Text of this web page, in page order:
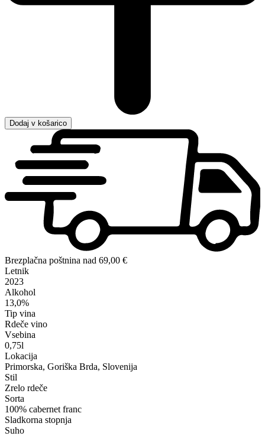
Dodaj v košarico
Brezplačna poštnina nad 69,00 €
Letnik
2023
Alkohol
13,0%
Tip vina
Rdeče vino
Vsebina
0,75l
Lokacija
Primorska, Goriška Brda, Slovenija
Stil
Zrelo rdeče
Sorta
100% cabernet franc
Sladkorna stopnja
Suho